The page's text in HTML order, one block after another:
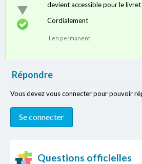
devient accessible pour le livret
Cordialement
lien permanent
Répondre
Vous devez vous connecter pour pouvoir
Questions officielles